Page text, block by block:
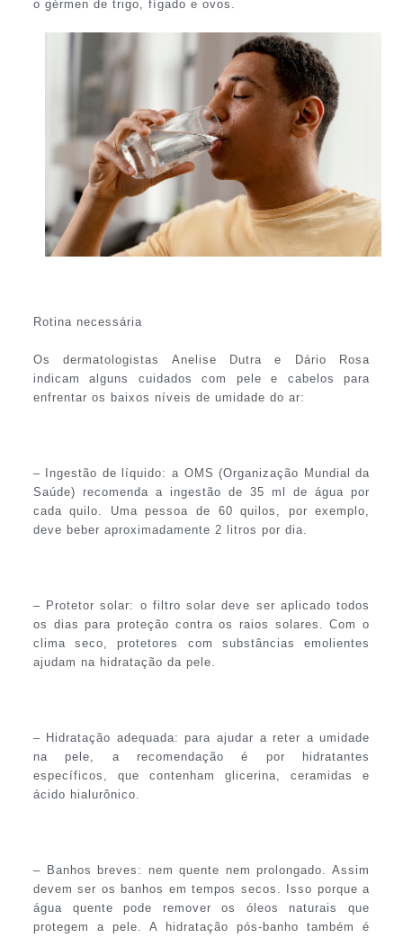
o gérmen de trigo, fígado e ovos.
Rotina necessária
Os dermatologistas Anelise Dutra e Dário Rosa
indicam alguns cuidados com pele e cabelos para
enfrentar os baixos níveis de umidade do ar:
– Ingestão de líquido: a OMS (Organização Mundial da
Saúde) recomenda a ingestão de 35 ml de água por
cada quilo. Uma pessoa de 60 quilos, por exemplo,
deve beber aproximadamente 2 litros por dia.
– Protetor solar: o filtro solar deve ser aplicado todos
os dias para proteção contra os raios solares. Com o
clima seco, protetores com substâncias emolientes
ajudam na hidratação da pele.
– Hidratação adequada: para ajudar a reter a umidade
na pele, a recomendação é por hidratantes
específicos, que contenham glicerina, ceramidas e
ácido hialurônico.
– Banhos breves: nem quente nem prolongado. Assim
devem ser os banhos em tempos secos. Isso porque a
água quente pode remover os óleos naturais que
protegem a pele. A hidratação pós-banho também é